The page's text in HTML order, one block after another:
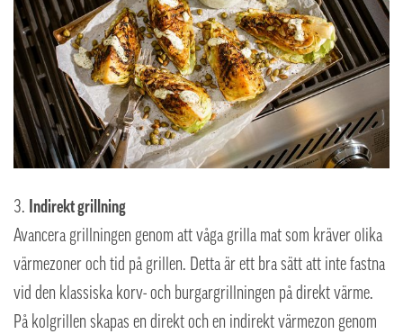
Indirekt grillning
Avancera grillningen genom att våga grilla mat som kräver olika
värmezoner och tid på grillen. Detta är ett bra sätt att inte fastna
vid den klassiska korv- och burgargrillningen på direkt värme.
På kolgrillen skapas en direkt och en indirekt värmezon genom